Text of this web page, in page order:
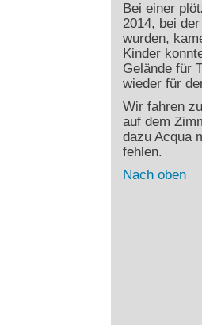
Bei einer
2014, bei
wurden,
Kinder
Gelände für
wieder für
Wir fahren
auf dem
dazu Acqua
fehlen.
Nach oben